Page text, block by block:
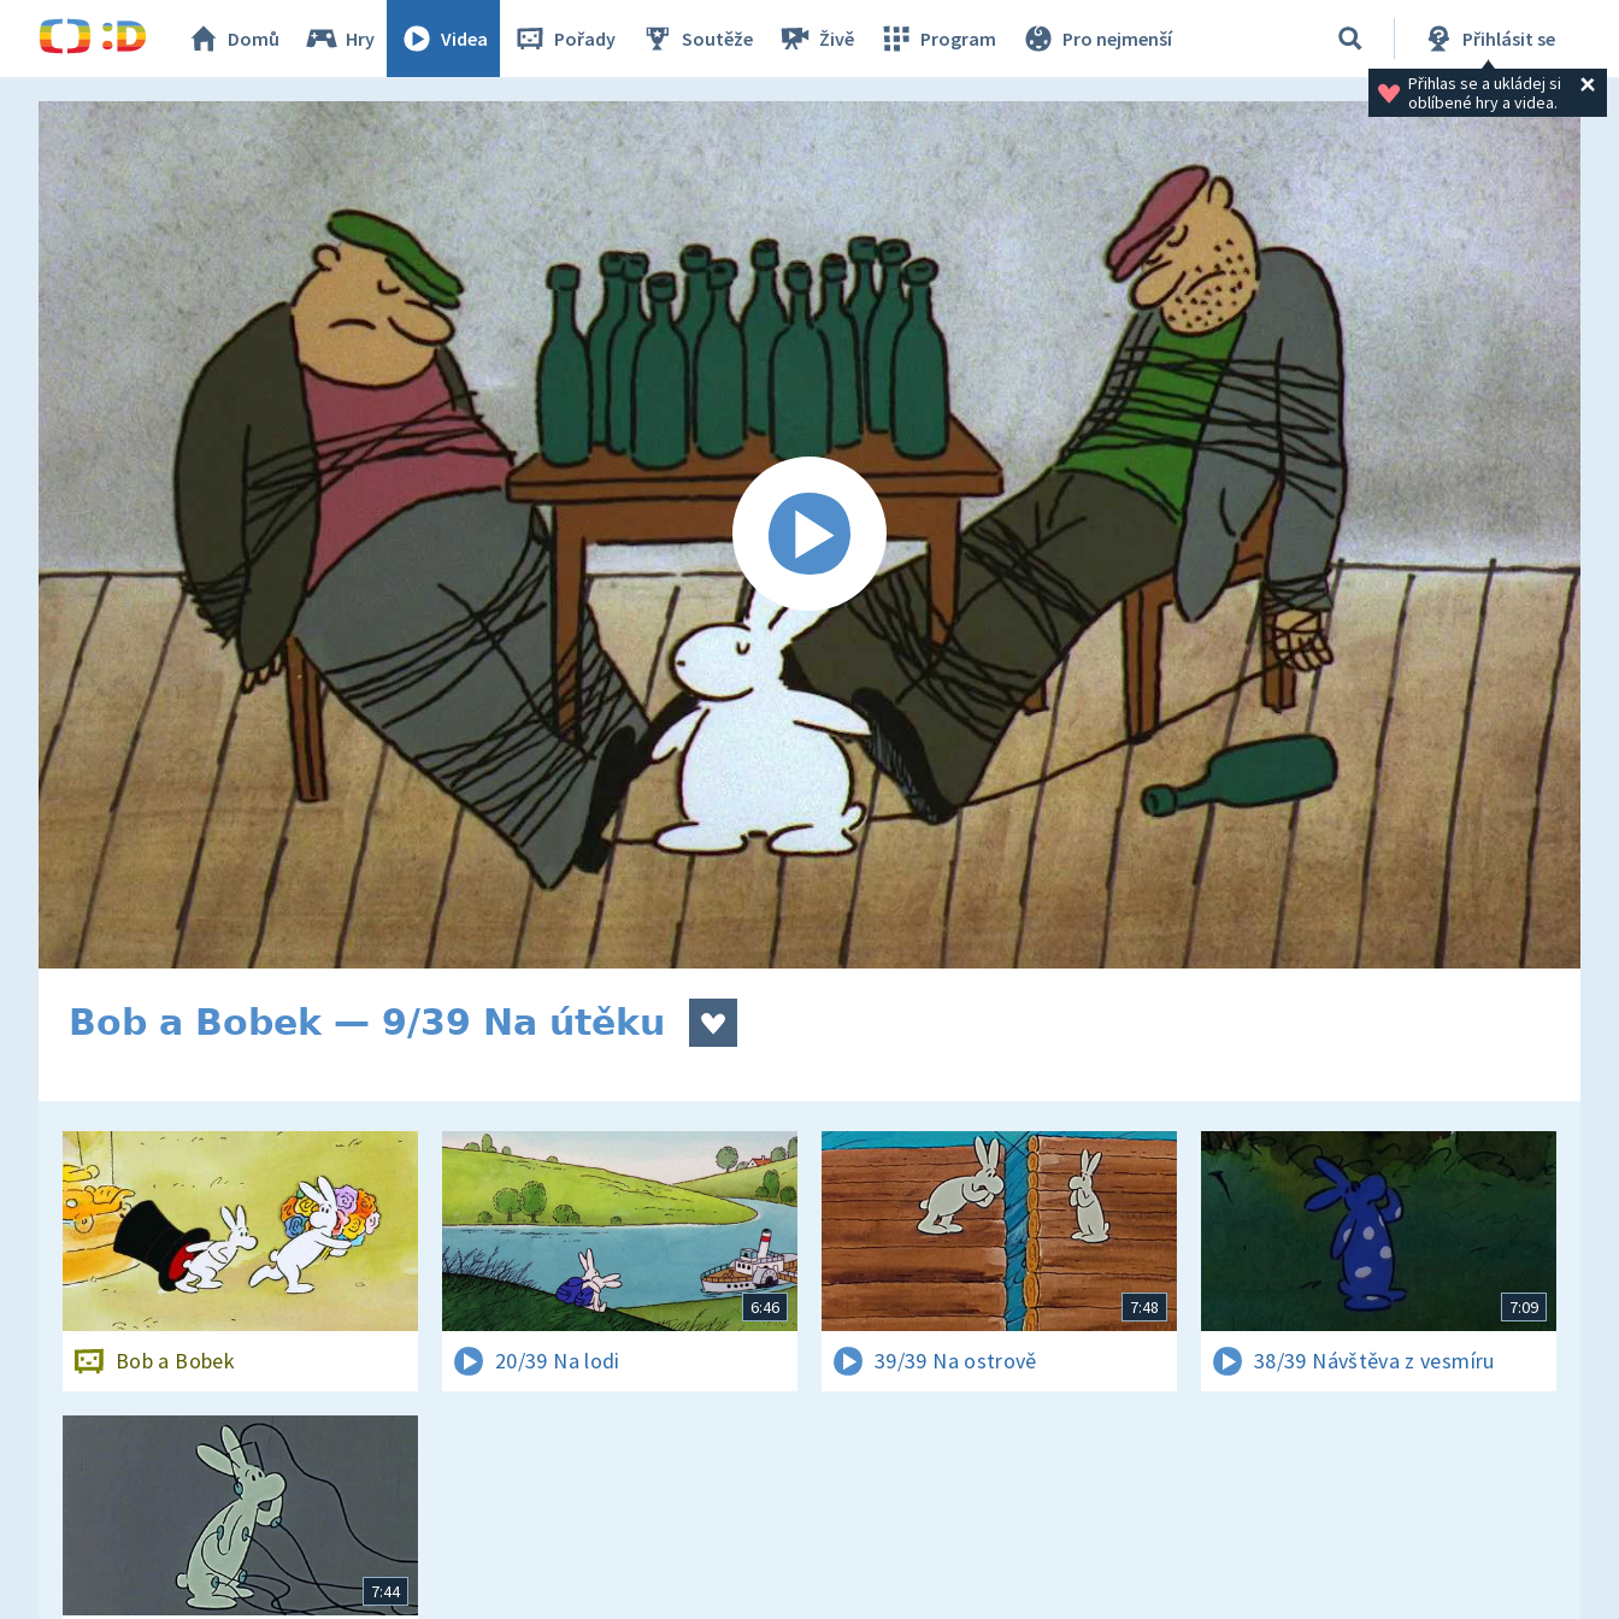
Domů Hry Videa Pořady Soutěže Živě Program Pro nejmenší Přihlásit se
Přihlas se a ukládej si
oblíbené hry a videa.
Bob a Bobek — 9/39 Na útěku
Bob a Bobek
6:46
20/39 Na lodi
7:48
39/39 Na ostrově
7:09
38/39 Návštěva z vesmíru
7:44